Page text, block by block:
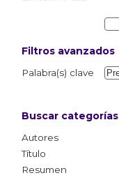
Filtros avanzados
Palabra(s) clave
Buscar categorías
Autores
Título
Resumen